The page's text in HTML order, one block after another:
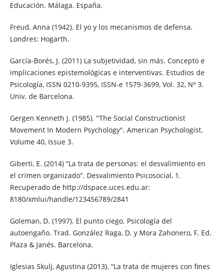
Educación. Málaga. España.
Freud, Anna (1942). El yo y los mecanismos de defensa.
Londres: Hogarth.
García-Borés, J. (2011) La subjetividad, sin más. Concepto e
implicaciones epistemológicas e interventivas. Estudios de
Psicología, ISSN 0210-9395, ISSN-e 1579-3699, Vol. 32, Nº 3.
Univ. de Barcelona.
Gergen Kenneth J. (1985). "The Social Constructionist
Movement In Modern Psychology". American Psychologist.
Volume 40, Issue 3.
Giberti, E. (2014) “La trata de personas: el desvalimiento en
el crimen organizado”. Desvalimiento Psicosocial, 1.
Recuperado de http://dspace.uces.edu.ar:
8180/xmlui/handle/123456789/2841
Goleman, D. (1997). El punto ciego. Psicología del
autoengaño. Trad. González Raga, D. y Mora Zahonero, F. Ed.
Plaza & Janés. Barcelona.
Iglesias Skulj, Agustina (2013). “La trata de mujeres con fines